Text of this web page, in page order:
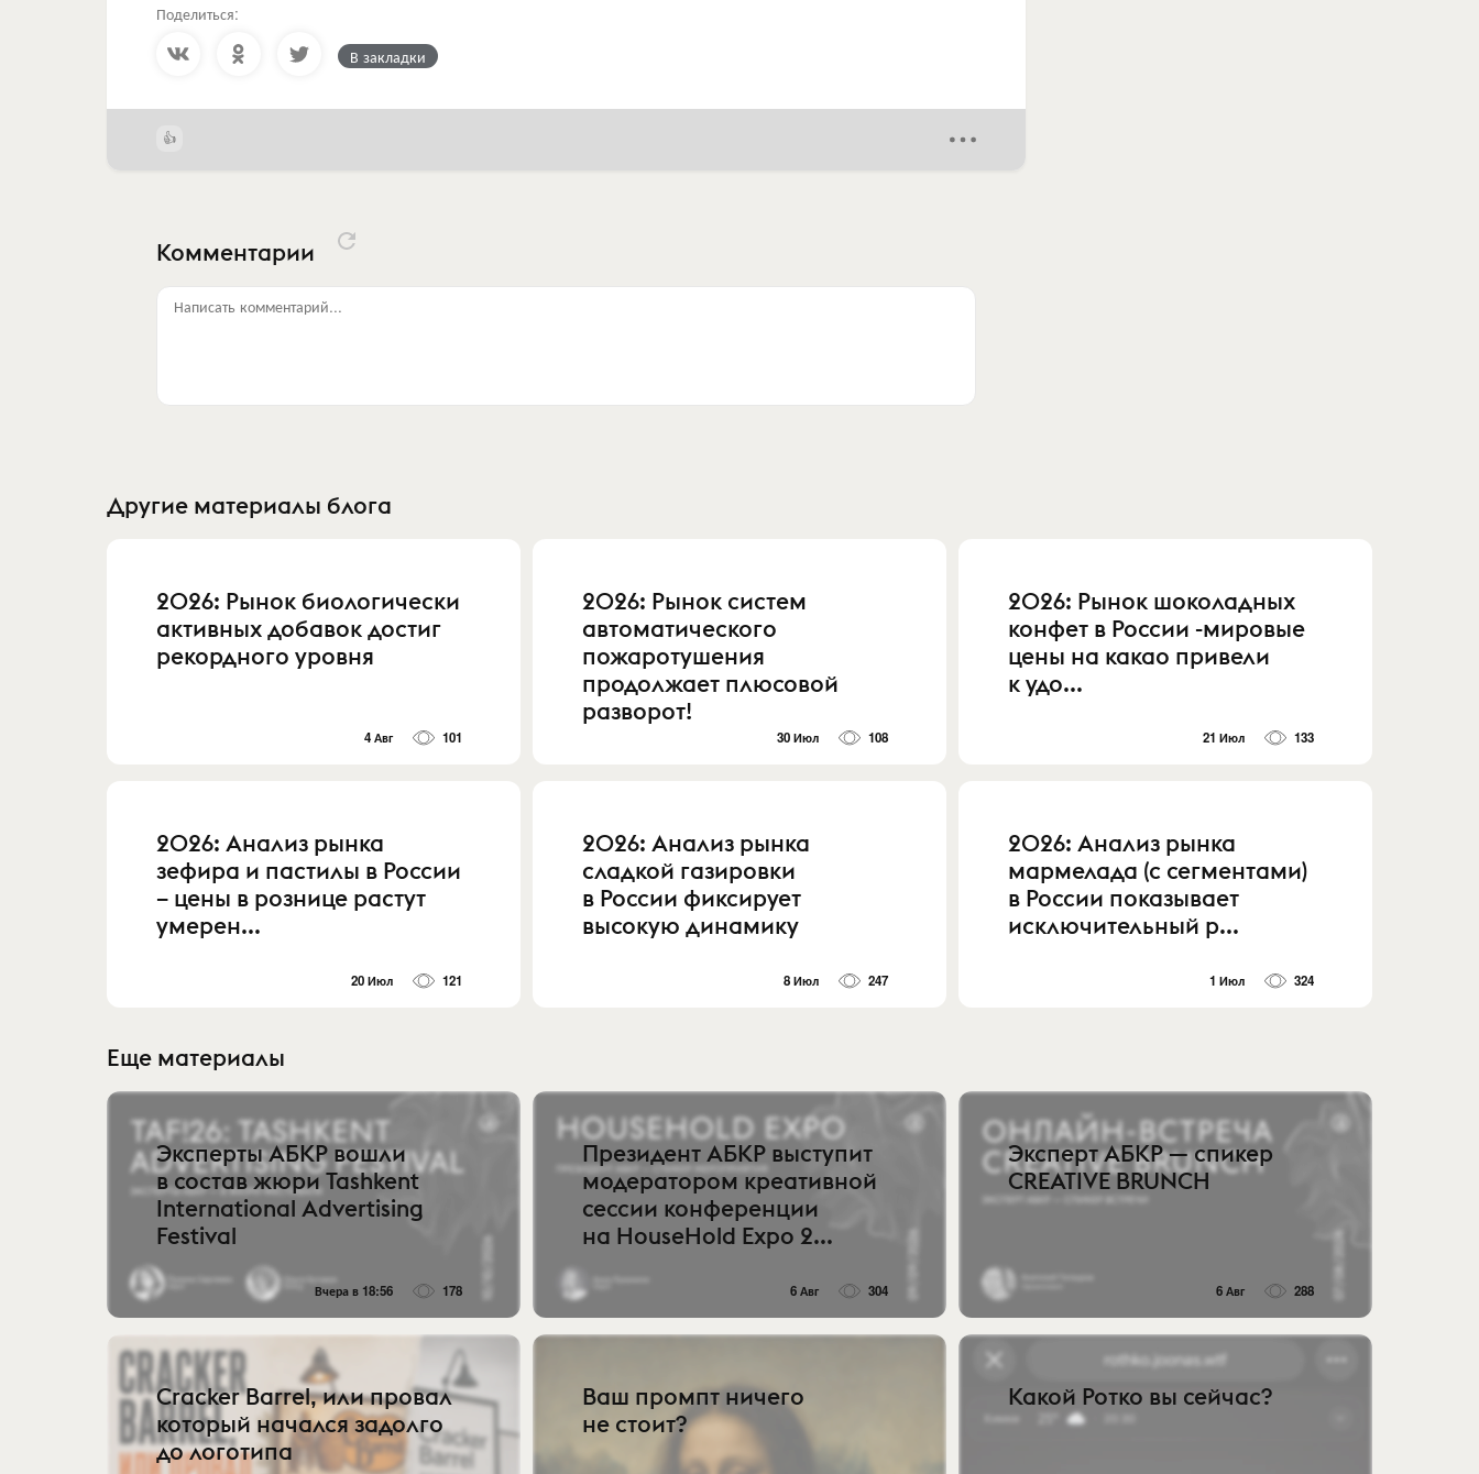
Поделиться:
В закладки
Комментарии
Написать комментарий...
Другие материалы блога
2026: Рынок биологически
активных добавок достиг
рекордного уровня
4 Авг 101
2026: Рынок систем
автоматического
пожаротушения
продолжает плюсовой
разворот!
30 Июл 108
2026: Рынок шоколадных
конфет в России -мировые
цены на какао привели
к удо...
21 Июл 133
2026: Анализ рынка
зефира и пастилы в России
– цены в рознице растут
умерен...
20 Июл 121
2026: Анализ рынка
сладкой газировки
в России фиксирует
высокую динамику
8 Июл 247
2026: Анализ рынка
мармелада (с сегментами)
в России показывает
исключительный р...
1 Июл 324
Еще материалы
Эксперты АБКР вошли
в состав жюри Tashkent
International Advertising
Festival
Вчера в 18:56 178
Президент АБКР выступит
модератором креативной
сессии конференции
на HouseHold Expo 2...
6 Авг 304
Эксперт АБКР — спикер
CREATIVE BRUNCH
6 Авг 288
Cracker Barrel, или провал
который начался задолго
до логотипа
Ваш промпт ничего
не стоит?
Какой Ротко вы сейчас?